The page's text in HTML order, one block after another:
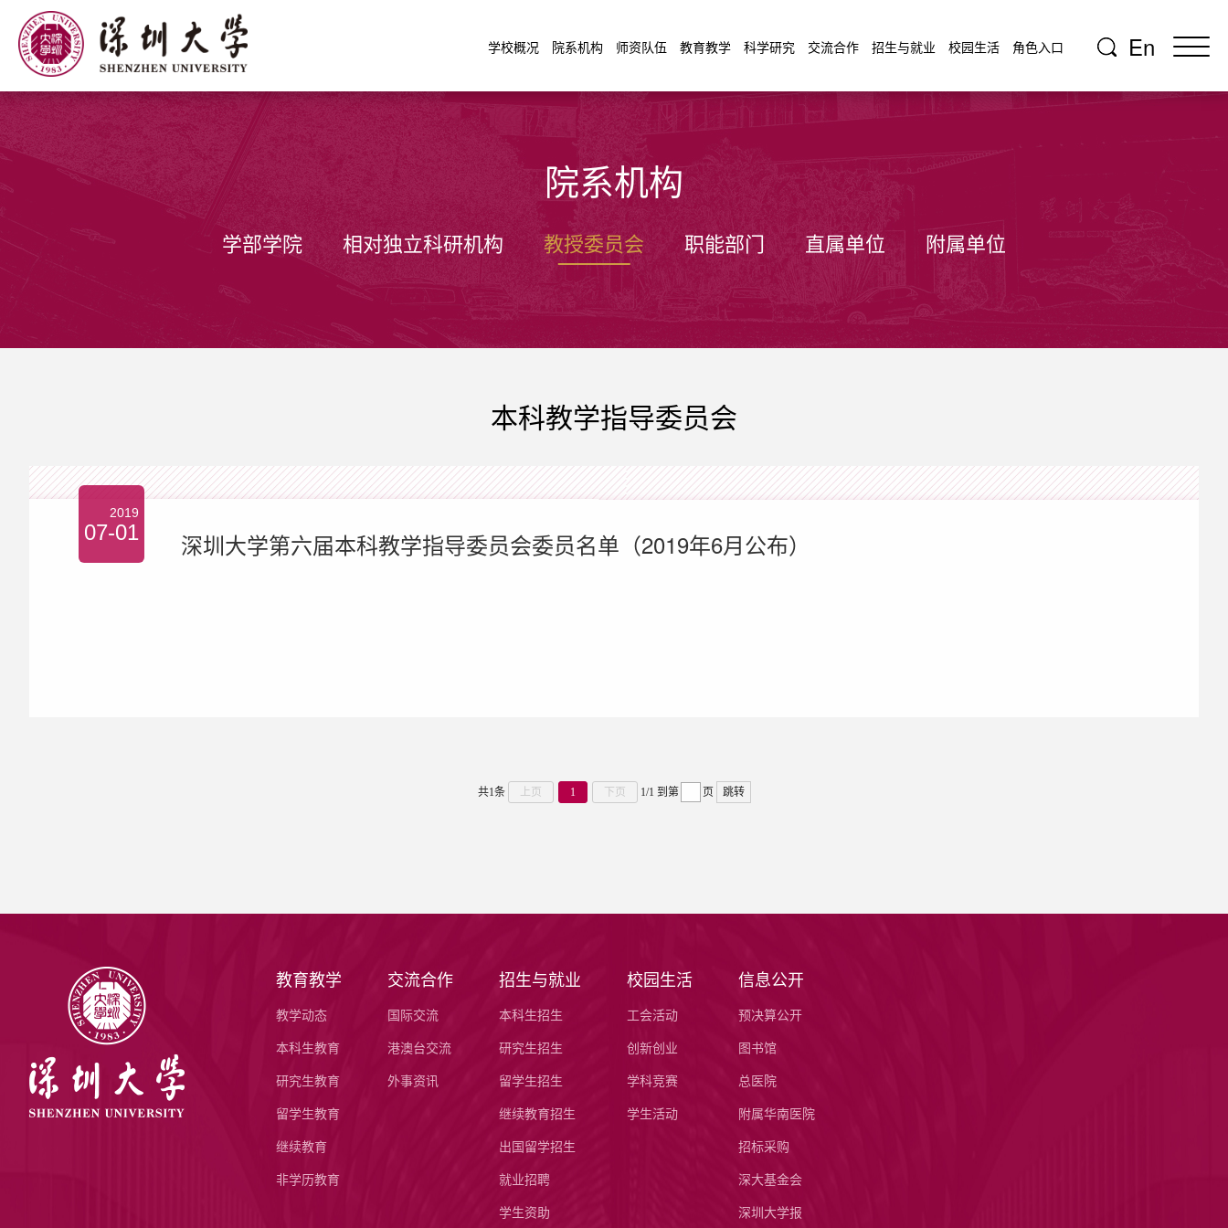
学校概况 院系机构 师资队伍 教育教学 科学研究 交流合作 招生与就业 校园生活 角色入口 En
院系机构
学部学院 相对独立科研机构 教授委员会 职能部门 直属单位 附属单位
本科教学指导委员会
2019
07-01 深圳大学第六届本科教学指导委员会委员名单（2019年6月公布）
共1条 上页 1 下页 1/1 到第 页 跳转
教育教学
教学动态
本科生教育
研究生教育
留学生教育
继续教育
非学历教育
交流合作
国际交流
港澳台交流
外事资讯
招生与就业
本科生招生
研究生招生
留学生招生
继续教育招生
出国留学招生
就业招聘
学生资助
校园生活
工会活动
创新创业
学科竞赛
学生活动
信息公开
预决算公开
图书馆
总医院
附属华南医院
招标采购
深大基金会
深圳大学报